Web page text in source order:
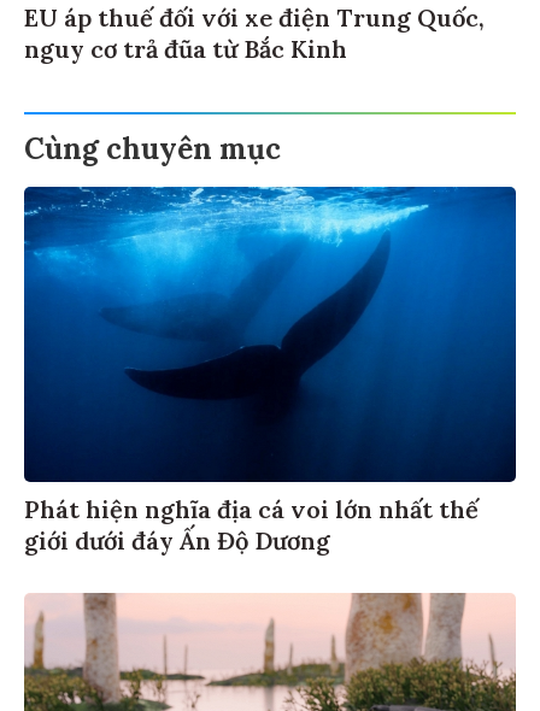
EU áp thuế đối với xe điện Trung Quốc,
nguy cơ trả đũa từ Bắc Kinh
Cùng chuyên mục
Phát hiện nghĩa địa cá voi lớn nhất thế
giới dưới đáy Ấn Độ Dương